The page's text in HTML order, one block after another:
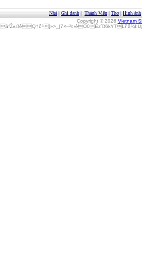
Nhà | Ghi danh | Thành Viên | Thơ| Hình ảnh
Copyright © 2026 Vietnam
áfŽv‚ßêQ†ôª[»>_|7×–²»‹èÓ0